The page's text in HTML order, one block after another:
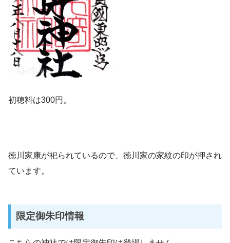
初穂料は300円。
徳川家康が祀られているので、徳川家の家紋の印が押され
ています。
限定御朱印情報